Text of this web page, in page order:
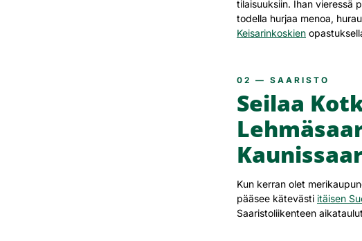
tilaisuuksiin. Ihan vieressä
todella hurjaa menoa,
Keisarinkoskien
02 — SAARISTO
Seilaa
Kun kerran olet
pääsee kätevästi itäisen
Saaristoliikenteen